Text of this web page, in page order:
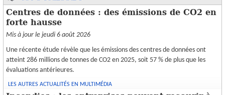
Centres de données : des émissions de CO2 en
forte hausse
Mis à jour le jeudi 6 août 2026
Une récente étude révèle que les émissions des centres de données ont
atteint 286 millions de tonnes de CO2 en 2025, soit 57 % de plus que les
évaluations antérieures.
LES AUTRES ACTUALITÉS EN MULTIMÉDIA